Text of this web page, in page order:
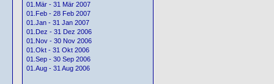
01.Mär - 31 Mär 2007
01.Feb - 28 Feb 2007
01.Jan - 31 Jan 2007
01.Dez - 31 Dez 2006
01.Nov - 30 Nov 2006
01.Okt - 31 Okt 2006
01.Sep - 30 Sep 2006
01.Aug - 31 Aug 2006